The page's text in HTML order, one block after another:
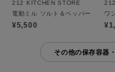
212 KITCHEN STORE
¥5,500
ワ
その他の保存容器